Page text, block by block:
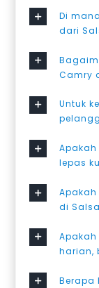
Di
dari
Camry
Untuk
lepas
di
harian,
Berapa